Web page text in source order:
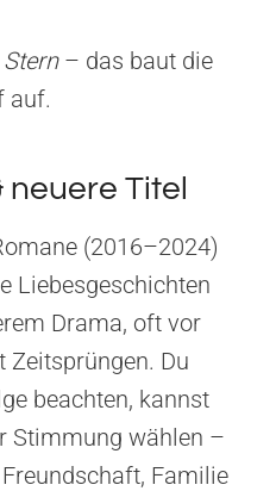
– das baut die
auf.
neuere Titel
(2016–2024)
Liebesgeschichten
Drama, oft vor
Zeitsprüngen. Du
beachten, kannst
Stimmung wählen –
Familie